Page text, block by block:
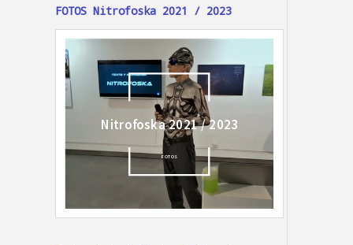
FOTOS Nitrofoska 2021 / 2023